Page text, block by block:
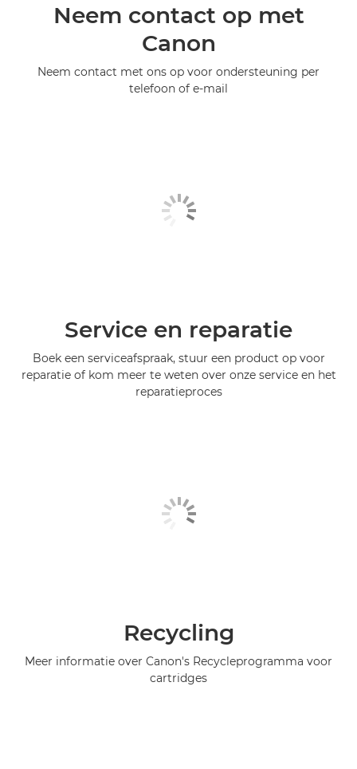
Neem contact op met
Canon
Neem contact met ons op voor ondersteuning per
telefoon of e-mail
Service en reparatie
Boek een serviceafspraak, stuur een product op voor
reparatie of kom meer te weten over onze service en het
reparatieproces
Recycling
Meer informatie over Canon's Recycleprogramma voor
cartridges